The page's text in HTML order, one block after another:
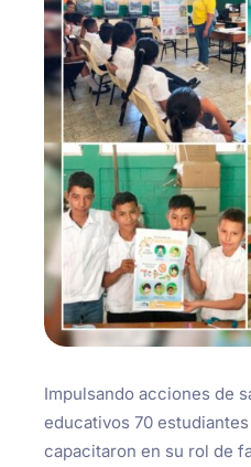
Impulsando acciones de
educativos 70
capacitaron en su rol de